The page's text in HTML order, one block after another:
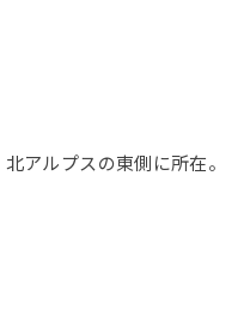
アルプスの東側に所在。